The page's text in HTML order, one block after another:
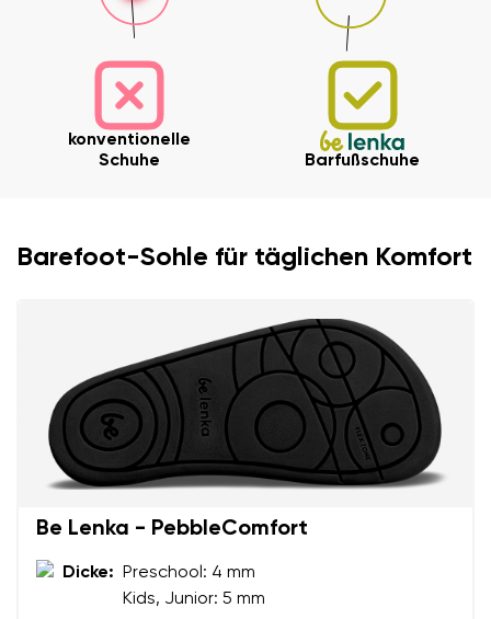
Lieferland auswählen
Sprache auswählen
konventionelle
Schuhe
Barfußschuhe
Barefoot-Sohle für täglichen Komfort
Be Lenka - PebbleComfort
Dicke:
Preschool: 4 mm
Kids, Junior: 5 mm
Ihr Vor- und Nachname
Frage
Ich bin mit der Verarbeitung der eingegebenen
Textbewertung
Bewertung